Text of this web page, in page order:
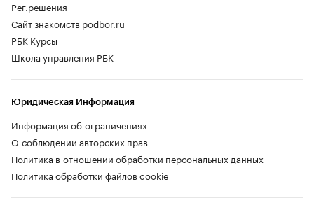
Рег.решения
Сайт знакомств podbor.ru
РБК Курсы
Школа управления РБК
Юридическая Информация
Информация об ограничениях
О соблюдении авторских прав
Политика в отношении обработки персональных данных
Политика обработки файлов cookie